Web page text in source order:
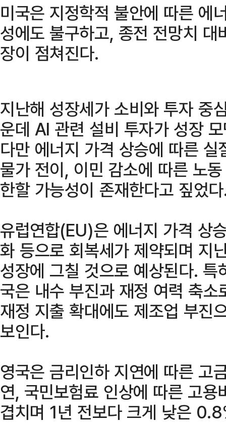
미국은 지정학적 불안에 따른 에
성에도 불구하고, 종전 전망치
장이 점쳐진다.
지난해 성장세가 소비와 투자 중
운데 AI 관련 설비 투자가 성장
다만 에너지 가격 상승에 따른
물가 전이, 이민 감소에 따른 노
한할 가능성이 존재한다고 짚었
유럽연합(EU)은 에너지 가격 상
화 등으로 회복세가 제약되며
성장에 그칠 것으로 예상된다.
국은 내수 부진과 재정 여력 축
재정 지출 확대에도 제조업 부진
보인다.
영국은 금리인하 지연에 따른 고
연, 국민보험료 인상에 따른 고
겹치며 1년 전보다 크게 낮은